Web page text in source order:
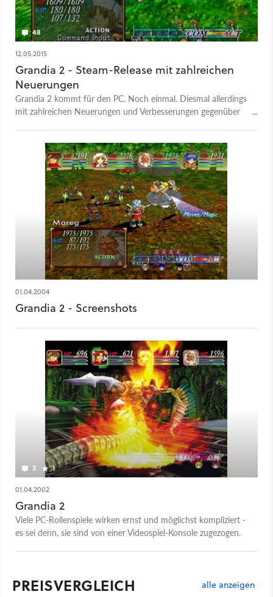
48
12.05.2015
Grandia 2 - Steam-Release mit zahlreichen
Neuerungen
Grandia 2 kommt für den PC. Noch einmal. Diesmal allerdings
mit zahlreichen Neuerungen und Verbesserungen gegenüber
01.04.2004
Grandia 2 - Screenshots
3 1
01.04.2002
Grandia 2
Viele PC-Rollenspiele wirken ernst und möglichst kompliziert -
es sei denn, sie sind von einer Videospiel-Konsole zugezogen.
PREISVERGLEICH alle anzeigen